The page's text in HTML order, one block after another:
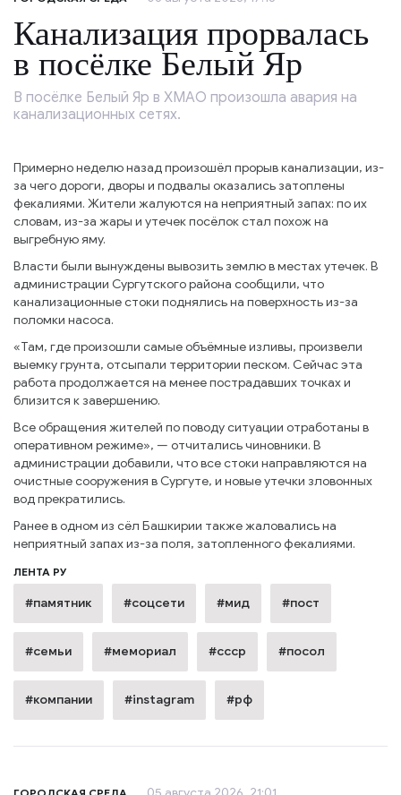
Канализация прорвалась
в посёлке Белый Яр
В посёлке Белый Яр в ХМАО произошла авария на
канализационных сетях.
Примерно неделю назад произошёл прорыв канализации, из-
за чего дороги, дворы и подвалы оказались затоплены
фекалиями. Жители жалуются на неприятный запах: по их
словам, из-за жары и утечек посёлок стал похож на
выгребную яму.
Власти были вынуждены вывозить землю в местах утечек. В
администрации Сургутского района сообщили, что
канализационные стоки поднялись на поверхность из-за
поломки насоса.
«Там, где произошли самые объёмные изливы, произвели
выемку грунта, отсыпали территории песком. Сейчас эта
работа продолжается на менее пострадавших точках и
близится к завершению.
Все обращения жителей по поводу ситуации отработаны в
оперативном режиме», — отчитались чиновники. В
администрации добавили, что все стоки направляются на
очистные сооружения в Сургуте, и новые утечки зловонных
вод прекратились.
Ранее в одном из сёл Башкирии также жаловались на
неприятный запах из-за поля, затопленного фекалиями.
ЛЕНТА РУ
#памятник #соцсети #мид #пост
#семьи #мемориал #ссср #посол
#компании #instagram #рф